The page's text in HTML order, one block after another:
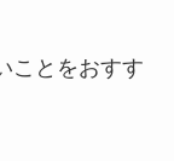
ことをおすす